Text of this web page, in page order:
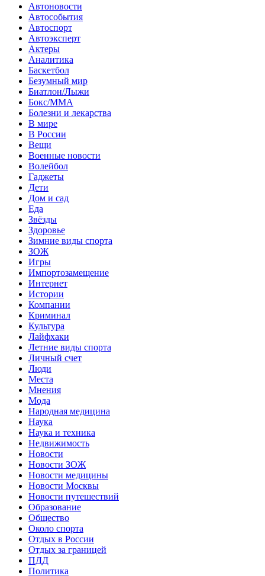
Автоновости
Автособытия
Автоспорт
Автоэксперт
Актеры
Аналитика
Баскетбол
Безумный мир
Биатлон/Лыжи
Бокс/MMA
Болезни и лекарства
В мире
В России
Вещи
Военные новости
Волейбол
Гаджеты
Дети
Дом и сад
Еда
Звёзды
Здоровье
Зимние виды спорта
ЗОЖ
Игры
Импортозамещение
Интернет
Истории
Компании
Криминал
Культура
Лайфхаки
Летние виды спорта
Личный счет
Люди
Места
Мнения
Мода
Народная медицина
Наука
Наука и техника
Недвижимость
Новости
Новости ЗОЖ
Новости медицины
Новости Москвы
Новости путешествий
Образование
Общество
Около спорта
Отдых в России
Отдых за границей
ПДД
Политика